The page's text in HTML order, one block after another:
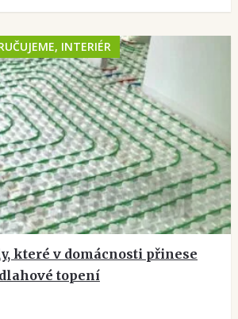
INTERIÉR
které v domácnosti přinese
topení